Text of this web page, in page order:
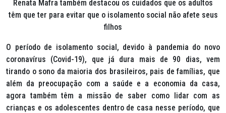
Renata Mafra também destacou os cuidados que os adultos
têm que ter para evitar que o isolamento social não afete seus
filhos
O período de isolamento social, devido à pandemia do novo
coronavírus (Covid-19), que já dura mais de 90 dias, vem
tirando o sono da maioria dos brasileiros, pais de famílias, que
além da preocupação com a saúde e a economia da casa,
agora também têm a missão de saber como lidar com as
crianças e os adolescentes dentro de casa nesse período, que